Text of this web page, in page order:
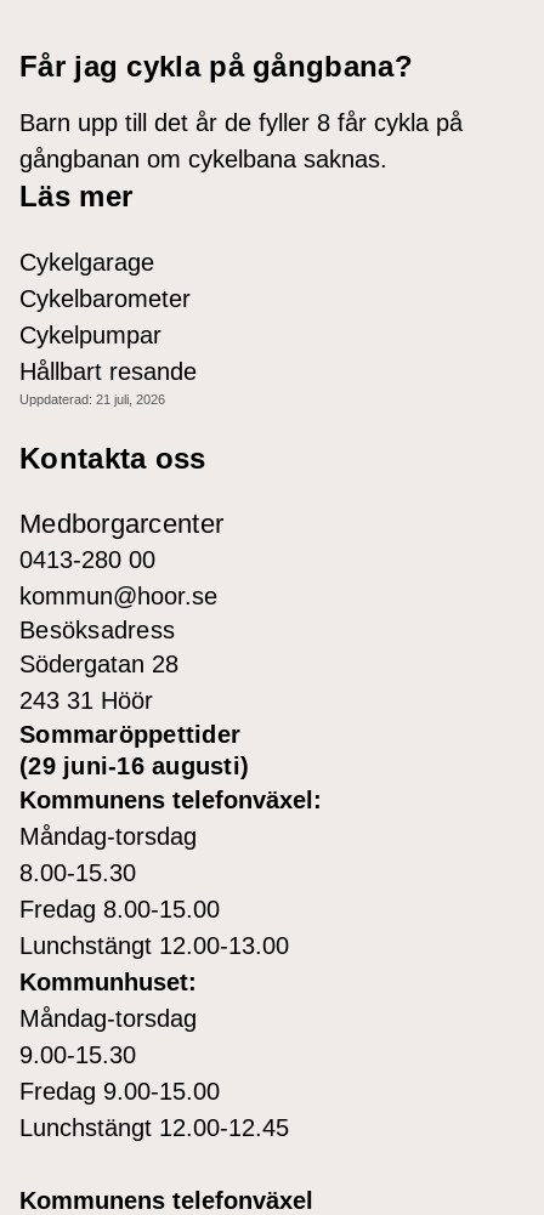
Får jag cykla på gångbana?
Barn upp till det år de fyller 8 får cykla på
gångbanan om cykelbana saknas.
Läs mer
Cykelgarage
Cykelbarometer
Cykelpumpar
Hållbart resande
Uppdaterad: 21 juli, 2026
Kontakta oss
Medborgarcenter
0413-280 00
kommun@hoor.se
Besöksadress
Södergatan 28
243 31 Höör
Sommaröppettider
(29 juni-16 augusti)
Kommunens telefonväxel:
Måndag-torsdag
8.00-15.30
Fredag 8.00-15.00
Lunchstängt 12.00-13.00
Kommunhuset:
Måndag-torsdag
9.00-15.30
Fredag 9.00-15.00
Lunchstängt 12.00-12.45
Kommunens telefonväxel